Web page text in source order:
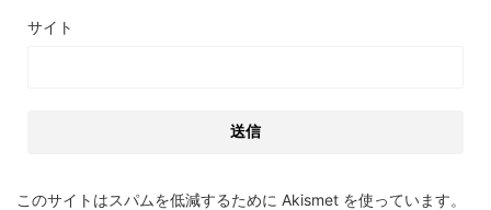
サイト
このサイトはスパムを低減するために Akismet を使っています。